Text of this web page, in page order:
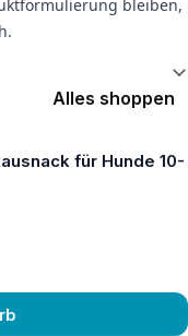
bleiben,
Alles shoppen
für Hunde 10-